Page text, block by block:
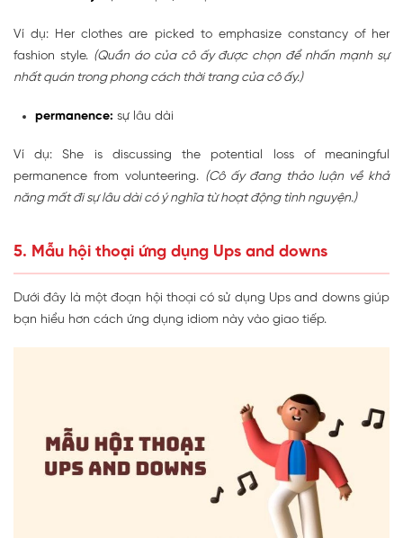
Ví dụ: Her clothes are picked to emphasize constancy of her
fashion style. (Quần áo của cô ấy được chọn để nhấn mạnh sự
nhất quán trong phong cách thời trang của cô ấy.)
permanence: sự lâu dài
Ví dụ: She is discussing the potential loss of meaningful
permanence from volunteering. (Cô ấy đang thảo luận về khả
năng mất đi sự lâu dài có ý nghĩa từ hoạt động tình nguyện.)
5. Mẫu hội thoại ứng dụng Ups and downs
Dưới đây là một đoạn hội thoại có sử dụng Ups and downs giúp
bạn hiểu hơn cách ứng dụng idiom này vào giao tiếp.